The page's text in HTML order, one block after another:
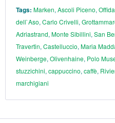
Tags: Marken, Ascoli Piceno, Offida
dell`Aso, Carlo Crivelli,
Adriastrand, Monte Sibillini, San
Travertin, Castelluccio, Maria
Weinberge, Olivenhaine, Polo
stuzzichini, cappuccino, caffè,
marchigiani